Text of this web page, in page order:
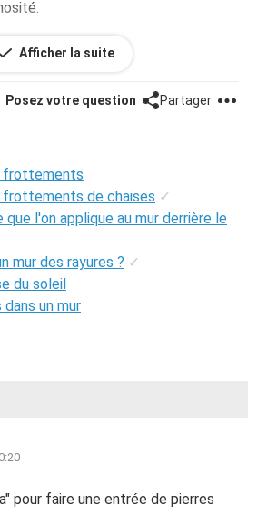
déco pour protéger ce mur ?
Afficher la suite
Posez votre question Partager
frottements
frottements de chaises ✓
que l'on applique au mur derrière le
mur des rayures ? ✓
du soleil
un mur
pour faire une entrée de pierres